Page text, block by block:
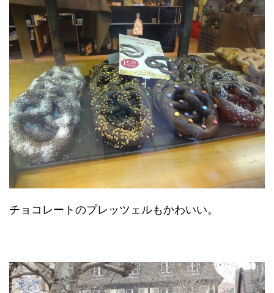
チョコレートのプレッツェルもかわいい。